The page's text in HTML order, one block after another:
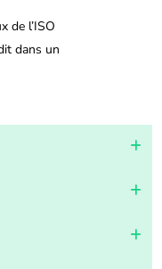
de l’ISO
dans un